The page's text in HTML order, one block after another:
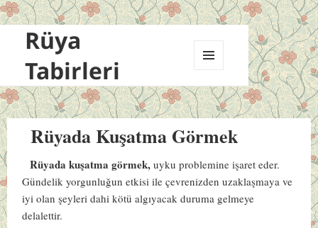
Rüya
Tabirleri
VE
BILEŞENLER
Rüyada Kuşatma Görmek
Rüyada kuşatma görmek, uyku problemine işaret eder.
Gündelik yorgunluğun etkisi ile çevrenizden uzaklaşmaya ve
iyi olan şeyleri dahi kötü algıyacak duruma gelmeye
delalettir.